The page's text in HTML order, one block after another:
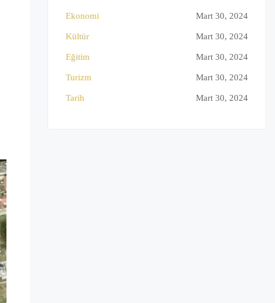
Ekonomi Mart 30, 2024
Kültür Mart 30, 2024
Eğitim Mart 30, 2024
Turizm Mart 30, 2024
Tarih Mart 30, 2024